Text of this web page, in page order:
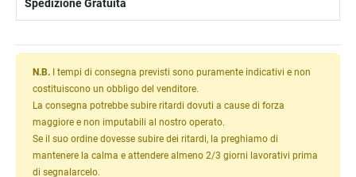
Spedizione Gratuita
N.B. I tempi di consegna previsti sono puramente indicativi e non
costituiscono un obbligo del venditore.
La consegna potrebbe subire ritardi dovuti a cause di forza
maggiore e non imputabili al nostro operato.
Se il suo ordine dovesse subire dei ritardi, la preghiamo di
mantenere la calma e attendere almeno 2/3 giorni lavorativi prima
di segnalarcelo.